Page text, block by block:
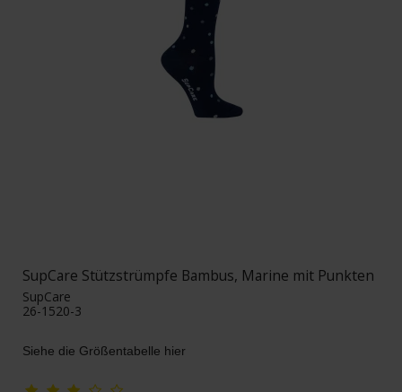
SupCare Stützstrümpfe Bambus, Marine mit Punkten
SupCare
26-1520-3
Siehe die Größentabelle hier